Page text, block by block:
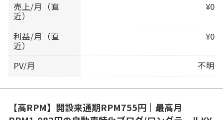
売上/月（直
近）
¥0
利益/月（直
近）
¥0
PV/月 不明
【高RPM】開設来通期RPM755円｜最高月